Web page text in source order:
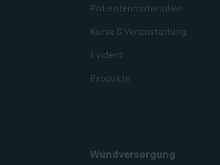
Patientenmaterialien
Kurse & Veranstaltung
Evidenz
Produkte
Wundversorgung